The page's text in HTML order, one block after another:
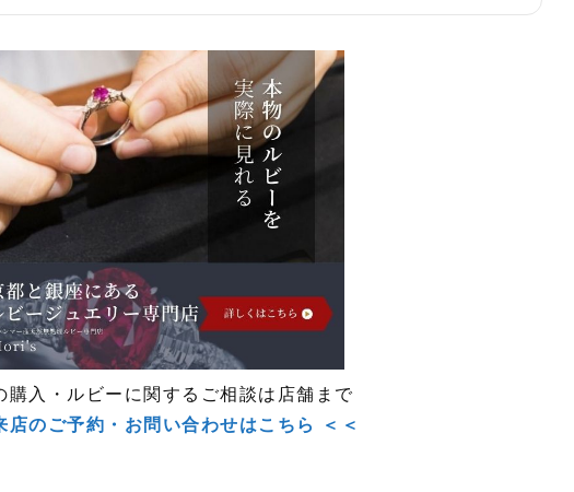
購入・ルビーに関するご相談は店舗まで
店のご予約・お問い合わせはこちら ＜＜